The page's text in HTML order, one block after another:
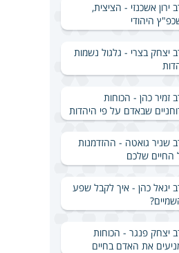
ירון אשכנזי - הציצית,
היהודי
יצחק בצרי - גלגול נשמות
זמיר כהן - הכוחות
שבאדם על פי היהדות
שניר גואטה - ההזדמנות
החיים שלכם
יגאל כהן - איך לקבל שפע
יצחק פנגר - הכוחות
את האדם בחיים